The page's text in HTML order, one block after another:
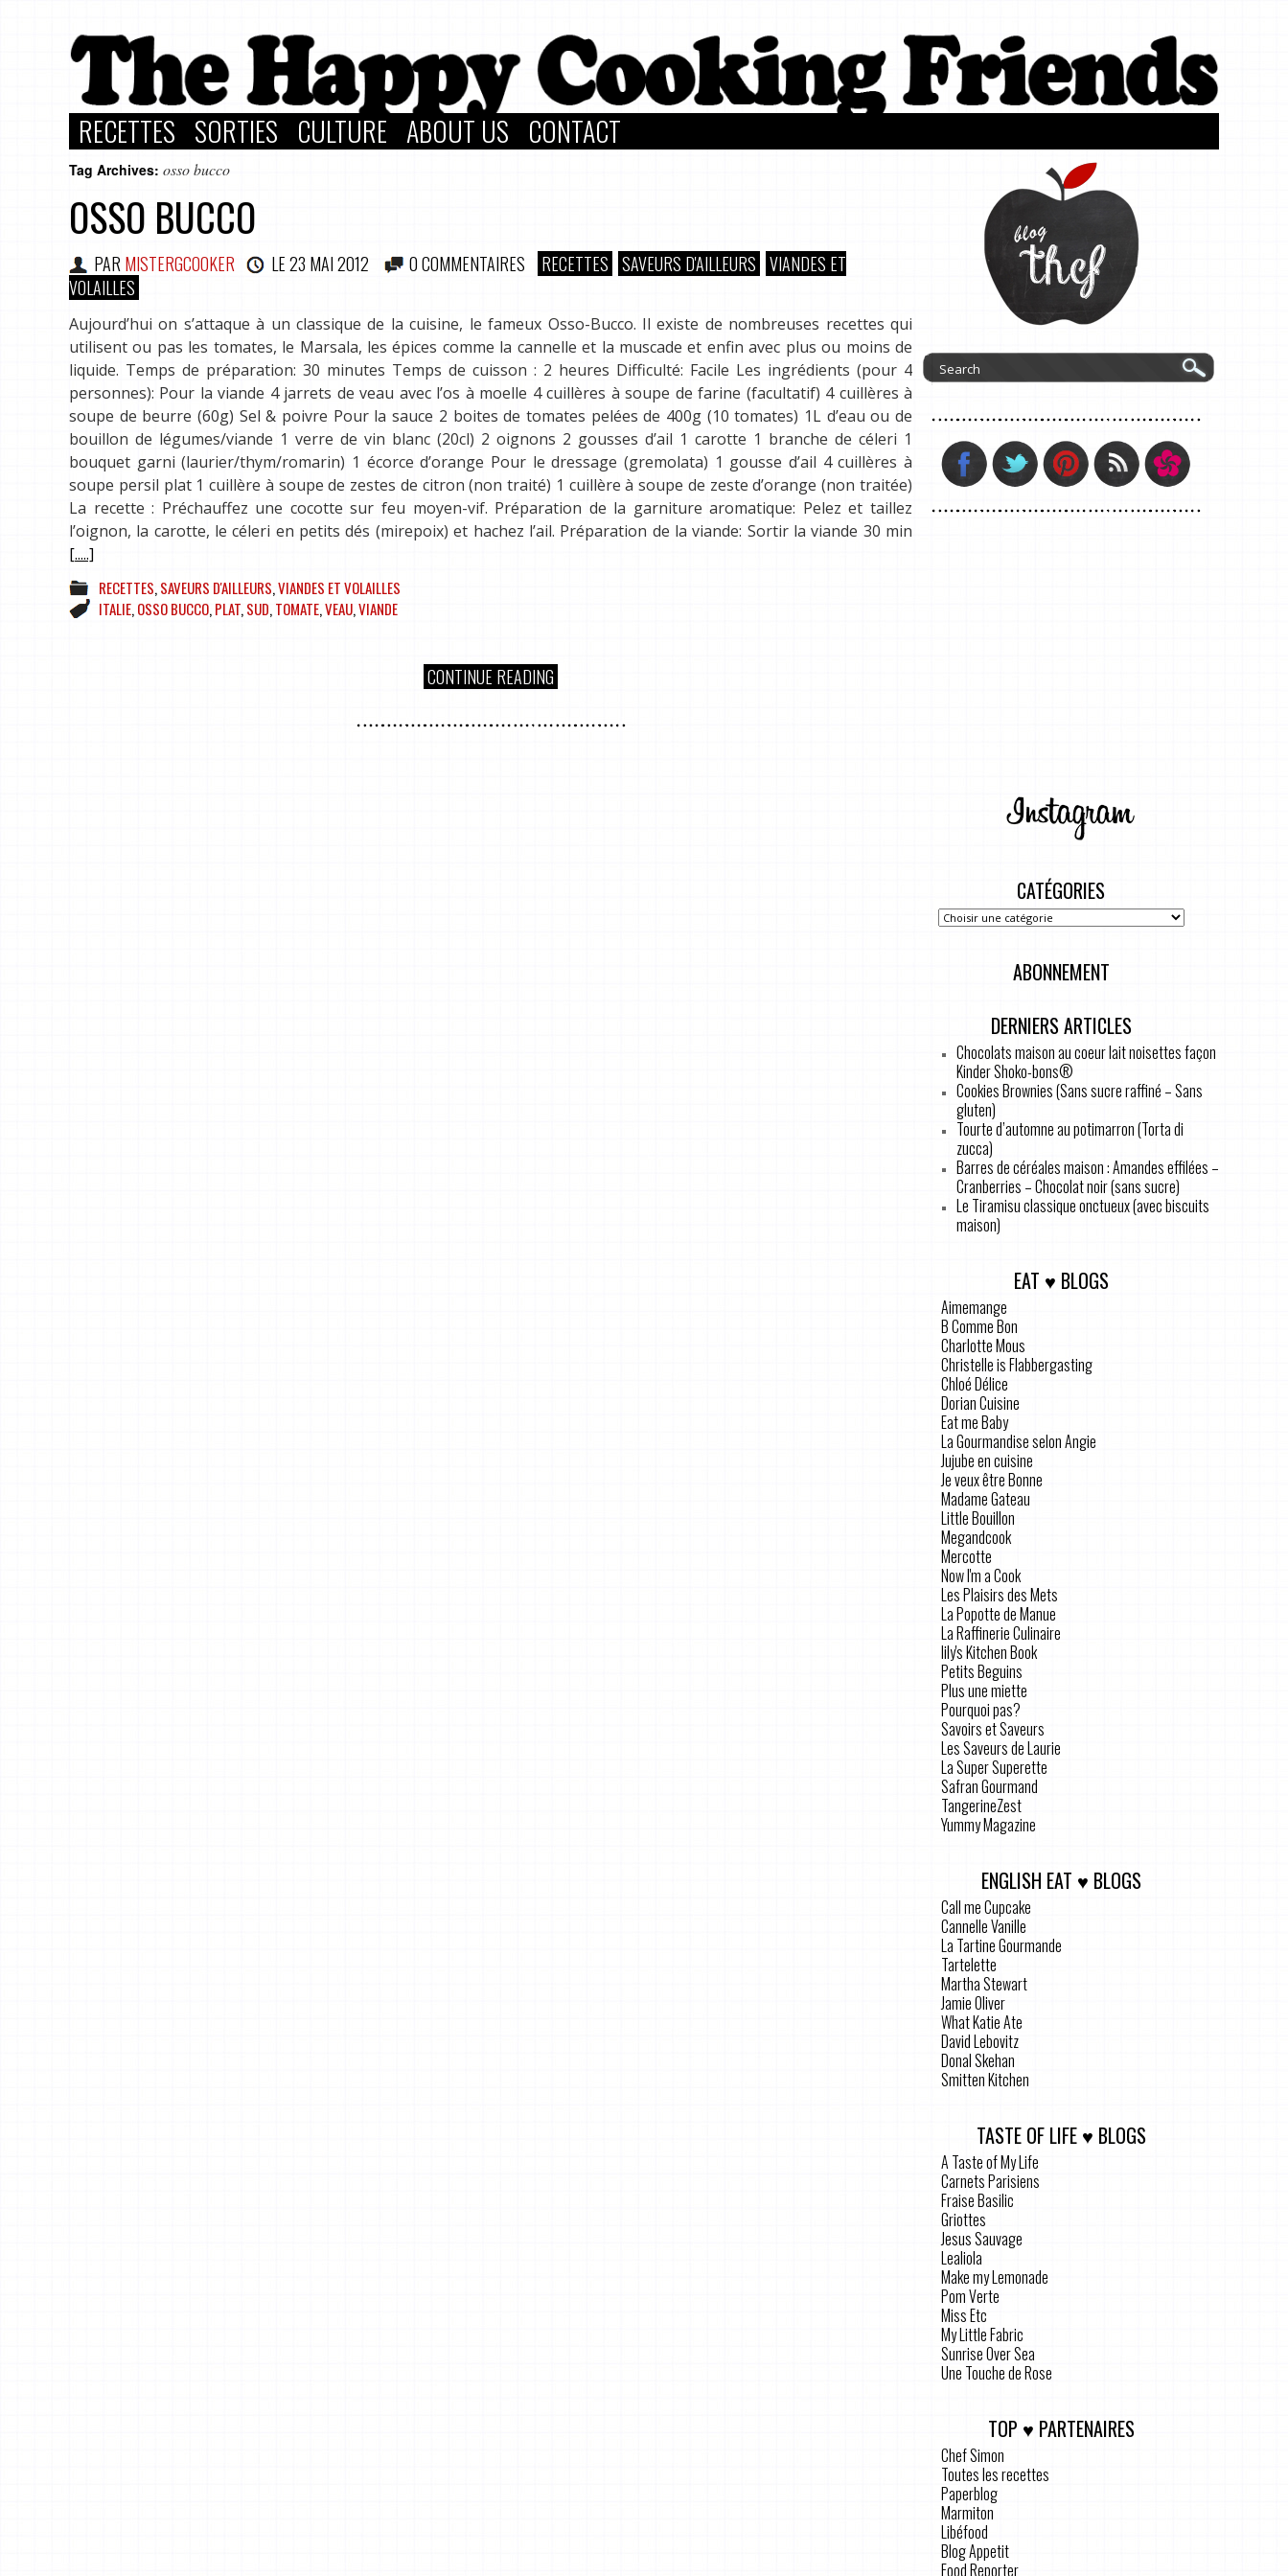
RECETTES SORTIES CULTURE ABOUT US CONTACT
Tag Archives: osso bucco
OSSO BUCCO
PAR MISTERGCOOKER LE23 MAI 2012 0 COMMENTAIRES RECETTES SAVEURS D'AILLEURS VIANDES ET
VOLAILLES
Aujourd’hui on s’attaque à un classique de la cuisine, le fameux Osso-Bucco. Il existe de nombreuses recettes qui
utilisent ou pas les tomates, le Marsala, les épices comme la cannelle et la muscade et enfin avec plus ou moins de
liquide. Temps de préparation: 30 minutes Temps de cuisson : 2 heures Difficulté: Facile Les ingrédients (pour 4
personnes): Pour la viande 4 jarrets de veau avec l’os à moelle 4 cuillères à soupe de farine (facultatif) 4 cuillères à
soupe de beurre (60g) Sel & poivre Pour la sauce 2 boites de tomates pelées de 400g (10 tomates) 1L d’eau ou de
bouillon de légumes/viande 1 verre de vin blanc (20cl) 2 oignons 2 gousses d’ail 1 carotte 1 branche de céleri 1
bouquet garni (laurier/thym/romarin) 1 écorce d’orange Pour le dressage (gremolata) 1 gousse d’ail 4 cuillères à
soupe persil plat 1 cuillère à soupe de zestes de citron (non traité) 1 cuillère à soupe de zeste d’orange (non traitée)
La recette : Préchauffez une cocotte sur feu moyen-vif. Préparation de la garniture aromatique: Pelez et taillez
l’oignon, la carotte, le céleri en petits dés (mirepoix) et hachez l’ail. Préparation de la viande: Sortir la viande 30 min
[.....]
RECETTES,SAVEURS D'AILLEURS,VIANDES ET VOLAILLES
ITALIE,OSSO BUCCO,PLAT,SUD,TOMATE,VEAU,VIANDE
CONTINUE READING
CATÉGORIES
ABONNEMENT
DERNIERS ARTICLES
Chocolats maison au coeur lait noisettes façon
Kinder Shoko-bons®
Cookies Brownies (Sans sucre raffiné – Sans
gluten)
Tourte d’automne au potimarron (Torta di
zucca)
Barres de céréales maison : Amandes effilées –
Cranberries – Chocolat noir (sans sucre)
Le Tiramisu classique onctueux (avec biscuits
maison)
EAT ♥ BLOGS
Aimemange
B Comme Bon
Charlotte Mous
Christelle is Flabbergasting
Chloé Délice
Dorian Cuisine
Eat me Baby
La Gourmandise selon Angie
Jujube en cuisine
Je veux être Bonne
Madame Gateau
Little Bouillon
Megandcook
Mercotte
Now I'm a Cook
Les Plaisirs des Mets
La Popotte de Manue
La Raffinerie Culinaire
lily's Kitchen Book
Petits Beguins
Plus une miette
Pourquoi pas?
Savoirs et Saveurs
Les Saveurs de Laurie
La Super Superette
Safran Gourmand
TangerineZest
Yummy Magazine
ENGLISH EAT ♥ BLOGS
Call me Cupcake
Cannelle Vanille
La Tartine Gourmande
Tartelette
Martha Stewart
Jamie Oliver
What Katie Ate
David Lebovitz
Donal Skehan
Smitten Kitchen
TASTE OF LIFE ♥ BLOGS
A Taste of My Life
Carnets Parisiens
Fraise Basilic
Griottes
Jesus Sauvage
Lealiola
Make my Lemonade
Pom Verte
Miss Etc
My Little Fabric
Sunrise Over Sea
Une Touche de Rose
TOP ♥ PARTENAIRES
Chef Simon
Toutes les recettes
Paperblog
Marmiton
Libéfood
Blog Appetit
Food Reporter